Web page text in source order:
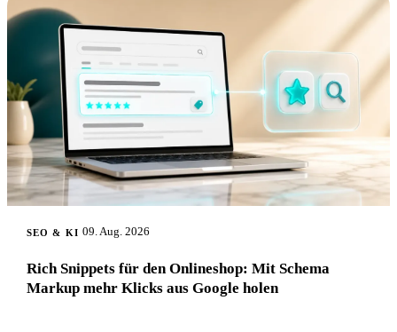
SEO & KI 09. Aug. 2026
Rich Snippets für den Onlineshop: Mit Schema
Markup mehr Klicks aus Google holen